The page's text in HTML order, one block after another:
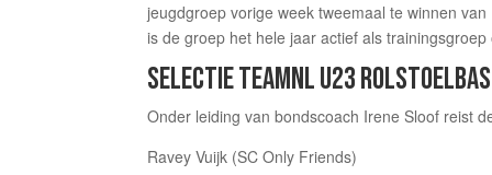
jeugdgroep vorige week tweemaal te winnen
is de groep het hele jaar actief als
SELECTIE TEAMNL U23
Onder leiding van bondscoach Irene Sloof reist
Ravey Vuijk (SC Only Friends)